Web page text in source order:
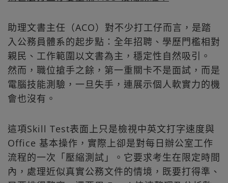
助理文書主任（ACO）對不少打工仔而言，是踏
入公務員體系的起步點：全年招聘、學歷門檻相對
親民、工作範圍以文書為主，穩定性自然吸引。
然而，職位搶手之餘，第一重關卡不是面試，而是
電腦技能測驗，一旦失手，連展示個人軟實力的機
會也沒有。​
這項Skill Test表面上只是檢視中英文打字速度與
Office 基本操作，實際上卻是對每日辦公室工作
流程的一次「壓縮測試」。它要求考生在限定時間
內，處理近似真實公務文件的情境，既要打得準、